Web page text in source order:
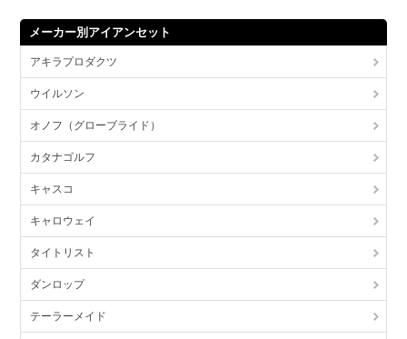
メーカー別アイアンセット
アキラプロダクツ
ウイルソン
オノフ（グローブライド）
カタナゴルフ
キャスコ
キャロウェイ
タイトリスト
ダンロップ
テーラーメイド